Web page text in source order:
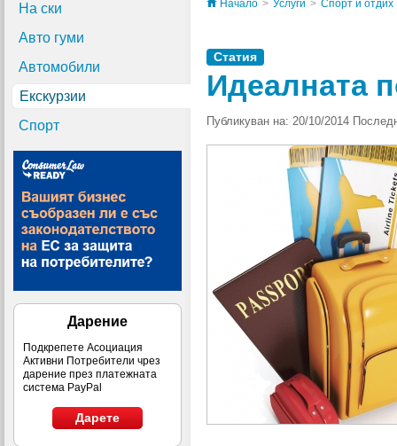
На ски
Авто гуми
Автомобили
Екскурзии
Спорт
Дарение
Подкрепете Асоциация
Активни Потребители чрез
дарение през платежната
система PayPal
Дарете
Начало > Услуги > Спорт и отдих
Статия
Идеалната
Публикуван на: 20/10/2014